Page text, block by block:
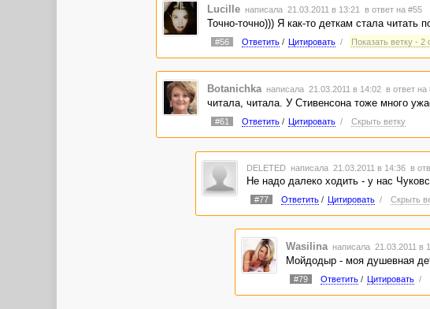
Lucille написала 21.03.2011 в 13:21 в ответ на #55
Точно-точно))) Я как-то деткам стала читать
#56 Ответить/ Цитировать / Показать ветку - 2
Botanichka написала 21.03.2011 в 14:02 в ответ на
читала, читала. У Стивенсона тоже много
#61 Ответить/ Цитировать / Скрыть ветку
DELETED написала 21.03.2011 в 14:36 в
Не надо далеко ходить - у нас
#77 Ответить/ Цитировать / Скрыть
Wasilina написала 21.03.2011 в
Мойдодыр - моя душевная
#79 Ответить/ Цитировать /